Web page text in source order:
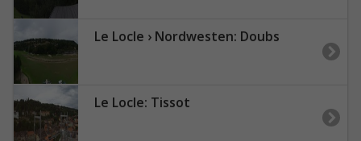
Le Locle › Nordwesten: Doubs
Le Locle: Tissot